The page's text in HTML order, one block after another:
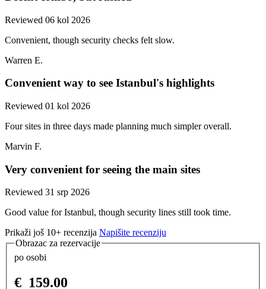
Reviewed 06 kol 2026
Convenient, though security checks felt slow.
Warren E.
Convenient way to see Istanbul's highlights
Reviewed 01 kol 2026
Four sites in three days made planning much simpler overall.
Marvin F.
Very convenient for seeing the main sites
Reviewed 31 srp 2026
Good value for Istanbul, though security lines still took time.
Prikaži još 10+ recenzija Napišite recenziju
Obrazac za rezervacije
po osobi
€ 159.00